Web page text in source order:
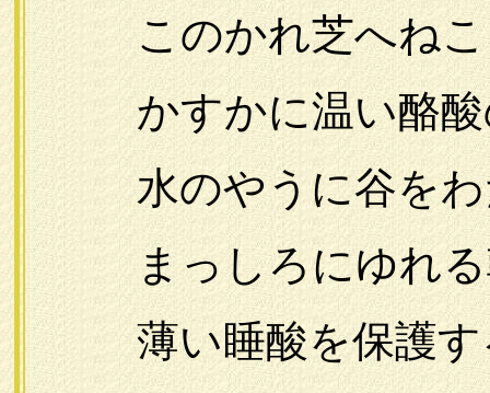
このかれ芝へねこ
かすかに温い酪酸
水のやうに谷をわ
まっしろにゆれる朝
薄い睡酸を保護す